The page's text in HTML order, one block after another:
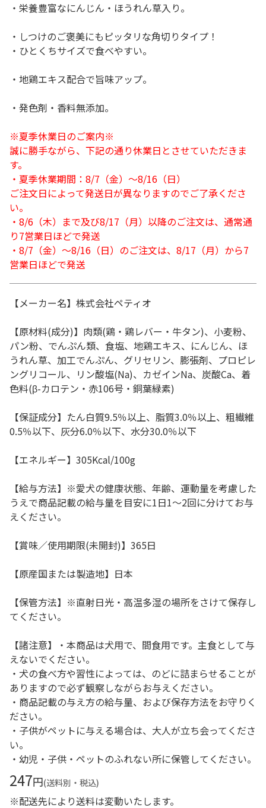
・栄養豊富なにんじん・ほうれん草入り。
・しつけのご褒美にもピッタリな角切りタイプ！
・ひとくちサイズで食べやすい。
・地鶏エキス配合で旨味アップ。
・発色剤・香料無添加。
※夏季休業日のご案内※
誠に勝手ながら、下記の通り休業日とさせていただきま
す。
・夏季休業期間：8/7（金）～8/16（日）
ご注文日によって発送日が異なりますのでご了承くださ
い。
・8/6（木）まで及び8/17（月）以降のご注文は、通常通
り7営業日ほどで発送
・8/7（金）～8/16（日）のご注文は、8/17（月）から7
営業日ほどで発送
【メーカー名】株式会社ペティオ
【原材料(成分)】肉類(鶏・鶏レバー・牛タン)、小麦粉、
パン粉、でんぷん類、食塩、地鶏エキス、にんじん、ほ
うれん草、加工でんぷん、グリセリン、膨張剤、プロピレ
ングリコール、リン酸塩(Na)、カゼインNa、炭酸Ca、着
色料(β-カロテン・赤106号・銅葉緑素)
【保証成分】たん白質9.5％以上、脂質3.0％以上、粗繊維
0.5％以下、灰分6.0％以下、水分30.0％以下
【エネルギー】305Kcal/100g
【給与方法】※愛犬の健康状態、年齢、運動量を考慮した
うえで商品記載の給与量を目安に1日1～2回に分けてお与
えください。
【賞味／使用期限(未開封)】365日
【原産国または製造地】日本
【保管方法】※直射日光・高温多湿の場所をさけて保存し
てください。
【諸注意】・本商品は犬用で、間食用です。主食として与
えないでください。
・犬の食べ方や習性によっては、のどに詰まらせることが
ありますので必ず観察しながらお与えください。
・商品記載の与え方の給与量、および保存方法をお守りく
ださい。
・子供がペットに与える場合は、大人が立ち会ってくださ
い。
・幼児・子供・ペットのふれない所に保管してください。
247円(送料別・税込)
※配送先により送料は変動いたします。